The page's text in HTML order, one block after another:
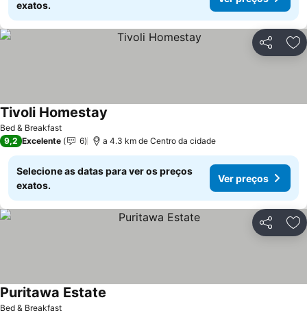
exatos.
Partilhar
Bed & Breakfast
Tivoli Homestay
9,2 Excelente 6 a 4.3 km de Centro da cidade
Selecione as datas para ver os preços
exatos.
Ver preços
Partilhar
Bed & Breakfast
Puritawa Estate